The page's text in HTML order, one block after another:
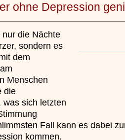
ohne Depression
die Nächte
sondern es
dem
Menschen
die
was sich letzten
Fall kann es dabei
kommen.
In der TCM sind Experten der Meinung,
unterliegt.
»»»